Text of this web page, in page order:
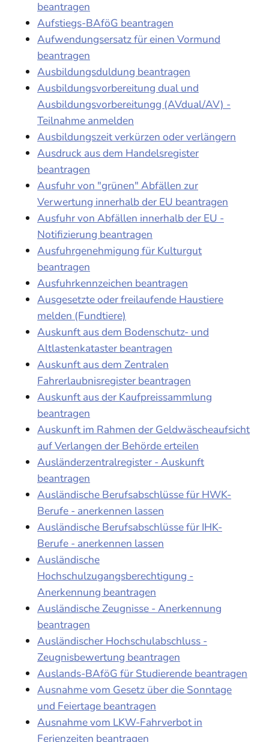
beantragen
Aufstiegs-BAföG beantragen
Aufwendungsersatz für einen Vormund
beantragen
Ausbildungsduldung beantragen
Ausbildungsvorbereitung dual und
Ausbildungsvorbereitungg (AVdual/AV) -
Teilnahme anmelden
Ausbildungszeit verkürzen oder verlängern
Ausdruck aus dem Handelsregister
beantragen
Ausfuhr von "grünen" Abfällen zur
Verwertung innerhalb der EU beantragen
Ausfuhr von Abfällen innerhalb der EU -
Notifizierung beantragen
Ausfuhrgenehmigung für Kulturgut
beantragen
Ausfuhrkennzeichen beantragen
Ausgesetzte oder freilaufende Haustiere
melden (Fundtiere)
Auskunft aus dem Bodenschutz- und
Altlastenkataster beantragen
Auskunft aus dem Zentralen
Fahrerlaubnisregister beantragen
Auskunft aus der Kaufpreissammlung
beantragen
Auskunft im Rahmen der Geldwäscheaufsicht
auf Verlangen der Behörde erteilen
Ausländerzentralregister - Auskunft
beantragen
Ausländische Berufsabschlüsse für HWK-
Berufe - anerkennen lassen
Ausländische Berufsabschlüsse für IHK-
Berufe - anerkennen lassen
Ausländische
Hochschulzugangsberechtigung -
Anerkennung beantragen
Ausländische Zeugnisse - Anerkennung
beantragen
Ausländischer Hochschulabschluss -
Zeugnisbewertung beantragen
Auslands-BAföG für Studierende beantragen
Ausnahme vom Gesetz über die Sonntage
und Feiertage beantragen
Ausnahme vom LKW-Fahrverbot in
Ferienzeiten beantragen